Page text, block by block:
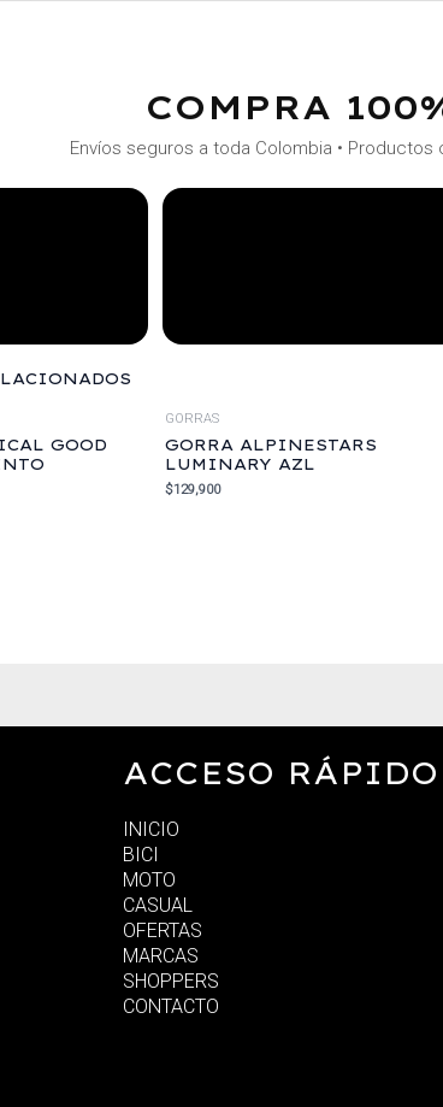
COMPRA
Envíos seguros a toda Colombia •
GOOD
GORRAS
GORRA ALPINESTARS
LUMINARY AZL
$129,900
ACCESO RÁPIDO
INICIO
BICI
MOTO
CASUAL
OFERTAS
MARCAS
SHOPPERS
CONTACTO